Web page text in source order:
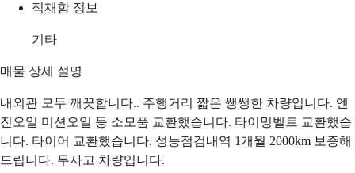
적재함 정보
기타
매물 상세 설명
내외관 모두 깨끗합니다.. 주행거리 짧은 쌩쌩한 차량입니다. 엔
진오일 미션오일 등 소모품 교환했습니다. 타이밍벨트 교환했습
니다. 타이어 교환했습니다. 성능점검내역 1개월 2000km 보증해
드립니다. 무사고 차량입니다.